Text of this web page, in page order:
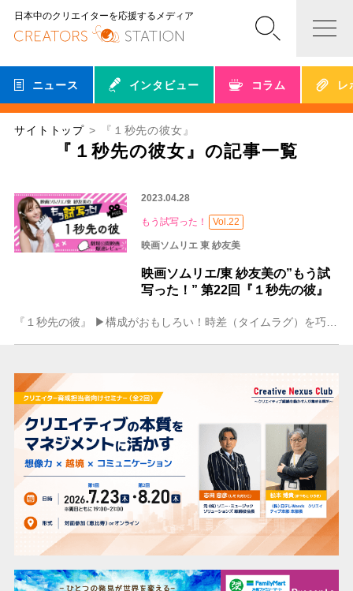
日本中のクリエイターを応援するメディア
ニュース インタビュー コラム レ
サイトトップ 『１秒先の彼女』
『１秒先の彼女』の記事一覧
2023.04.28
もう試写った！ Vol.22
映画ソムリエ 東 紗友美
映画ソムリエ/東 紗友美の”もう試
写った！” 第22回『１秒先の彼』